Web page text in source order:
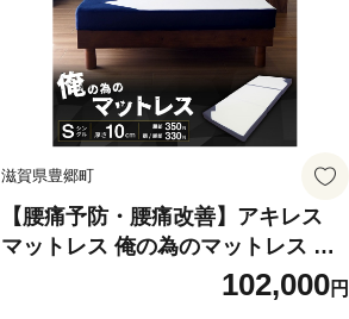
滋賀県豊郷町
【腰痛予防・腰痛改善】アキレス
マットレス 俺の為のマットレス ス
トロング シングル かため コスパ 寝
具 高反発 三つ折りマットレス 折り
102,000円